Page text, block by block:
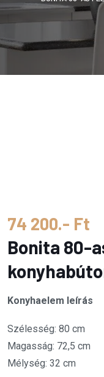
74 200.- Ft
Bonita 80-
Konyhaelem leírás
Szélesség: 80 cm
Magasság: 72,5 cm
Mélység: 32 cm